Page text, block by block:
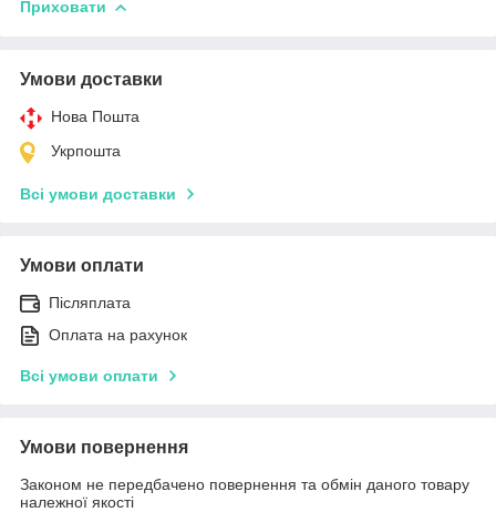
Приховати
Умови доставки
Нова Пошта
Укрпошта
Всі умови доставки
Умови оплати
Післяплата
Оплата на рахунок
Всі умови оплати
Умови повернення
Законом не передбачено повернення та обмін даного товару
належної якості